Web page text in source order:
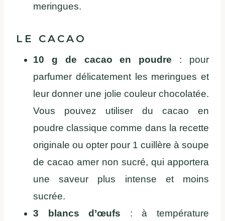
meringues.
LE CACAO
10 g de cacao en poudre : pour
parfumer délicatement les meringues et
leur donner une jolie couleur chocolatée.
Vous pouvez utiliser du cacao en
poudre classique comme dans la recette
originale ou opter pour 1 cuillère à soupe
de cacao amer non sucré, qui apportera
une saveur plus intense et moins
sucrée.
3 blancs d’œufs : à température